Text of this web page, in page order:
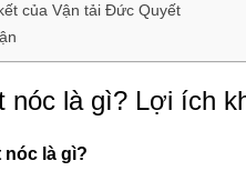
của Vận tải Đức Quyết
nóc là gì? Lợi ích
nóc là gì?